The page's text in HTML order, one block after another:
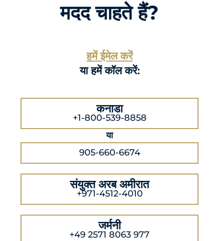
मदद चाहते हैं?
हमें ईमेल करें
या हमें कॉल करें:
कनाडा
+1-800-539-8858
या
905-660-6674
संयुक्त अरब अमीरात
+971-4512-4010
जर्मनी
+49 2571 8063 977